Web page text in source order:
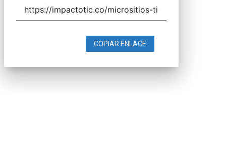
COPIAR ENLACE